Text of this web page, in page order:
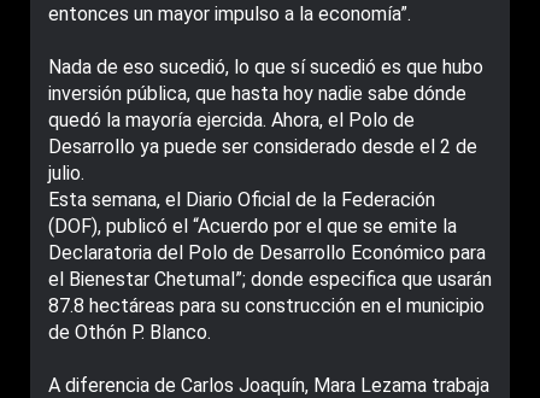
entonces un mayor impulso a la economía”.
Nada de eso sucedió, lo que sí sucedió es que hubo
inversión pública, que hasta hoy nadie sabe dónde
quedó la mayoría ejercida. Ahora, el Polo de
Desarrollo ya puede ser considerado desde el 2 de
julio.
Esta semana, el Diario Oficial de la Federación
(DOF), publicó el “Acuerdo por el que se emite la
Declaratoria del Polo de Desarrollo Económico para
el Bienestar Chetumal”; donde especifica que usarán
87.8 hectáreas para su construcción en el municipio
de Othón P. Blanco.
A diferencia de Carlos Joaquín, Mara Lezama trabaja